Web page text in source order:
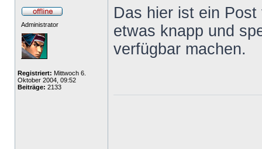
Administrator
Registriert: Mittwoch 6.
Oktober 2004, 09:52
Beiträge: 2133
Das hier ist ein
etwas knapp und
verfügbar machen.